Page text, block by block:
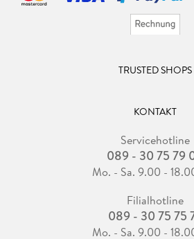
TRUSTED SHOPS
KONTAKT
Servicehotline
089 - 30 75 79
Mo. - Sa. 9.00 -
Filialhotline
089 - 30 75 75
Mo. - Sa. 9.00 -